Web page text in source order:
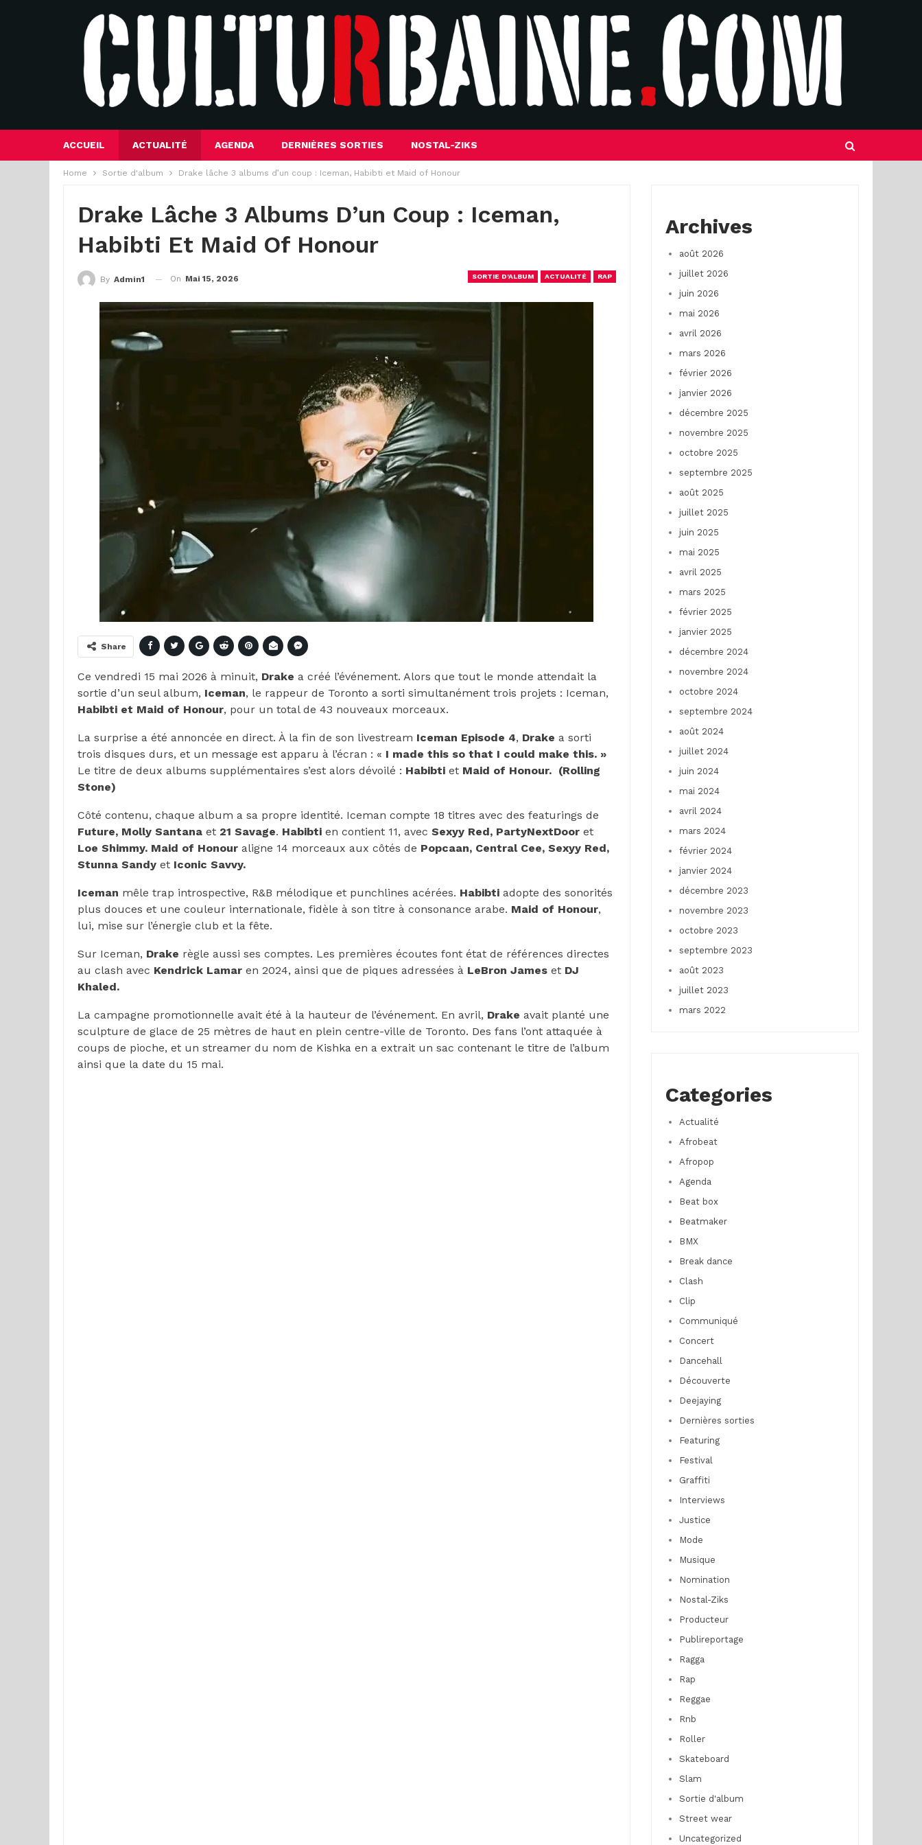
ACCUEIL ACTUALITÉ AGENDA DERNIÈRES SORTIES NOSTAL-ZIKS
Home Sortie d'album Drake lâche 3 albums d’un coup : Iceman, Habibti et Maid of Honour
Drake Lâche 3 Albums D’un Coup : Iceman,
Habibti Et Maid Of Honour
SORTIE D'ALBUM ACTUALITÉ RAP
By Admin1 On Mai 15, 2026
Share
Ce vendredi 15 mai 2026 à minuit, Drake a créé l’événement. Alors que tout le monde attendait la
sortie d’un seul album, Iceman, le rappeur de Toronto a sorti simultanément trois projets : Iceman,
Habibti et Maid of Honour, pour un total de 43 nouveaux morceaux.
La surprise a été annoncée en direct. À la fin de son livestream Iceman Episode 4, Drake a sorti
trois disques durs, et un message est apparu à l’écran : « I made this so that I could make this. »
Le titre de deux albums supplémentaires s’est alors dévoilé : Habibti et Maid of Honour. (Rolling
Stone)
Côté contenu, chaque album a sa propre identité. Iceman compte 18 titres avec des featurings de
Future, Molly Santana et 21 Savage. Habibti en contient 11, avec Sexyy Red, PartyNextDoor et
Loe Shimmy. Maid of Honour aligne 14 morceaux aux côtés de Popcaan, Central Cee, Sexyy Red,
Stunna Sandy et Iconic Savvy.
Iceman mêle trap introspective, R&B mélodique et punchlines acérées. Habibti adopte des sonorités
plus douces et une couleur internationale, fidèle à son titre à consonance arabe. Maid of Honour,
lui, mise sur l’énergie club et la fête.
Sur Iceman, Drake règle aussi ses comptes. Les premières écoutes font état de références directes
au clash avec Kendrick Lamar en 2024, ainsi que de piques adressées à LeBron James et DJ
Khaled.
La campagne promotionnelle avait été à la hauteur de l’événement. En avril, Drake avait planté une
sculpture de glace de 25 mètres de haut en plein centre-ville de Toronto. Des fans l’ont attaquée à
coups de pioche, et un streamer du nom de Kishka en a extrait un sac contenant le titre de l’album
ainsi que la date du 15 mai.
Archives
août 2026
juillet 2026
juin 2026
mai 2026
avril 2026
mars 2026
février 2026
janvier 2026
décembre 2025
novembre 2025
octobre 2025
septembre 2025
août 2025
juillet 2025
juin 2025
mai 2025
avril 2025
mars 2025
février 2025
janvier 2025
décembre 2024
novembre 2024
octobre 2024
septembre 2024
août 2024
juillet 2024
juin 2024
mai 2024
avril 2024
mars 2024
février 2024
janvier 2024
décembre 2023
novembre 2023
octobre 2023
septembre 2023
août 2023
juillet 2023
mars 2022
Categories
Actualité
Afrobeat
Afropop
Agenda
Beat box
Beatmaker
BMX
Break dance
Clash
Clip
Communiqué
Concert
Dancehall
Découverte
Deejaying
Dernières sorties
Featuring
Festival
Graffiti
Interviews
Justice
Mode
Musique
Nomination
Nostal-Ziks
Producteur
Publireportage
Ragga
Rap
Reggae
Rnb
Roller
Skateboard
Slam
Sortie d'album
Street wear
Uncategorized